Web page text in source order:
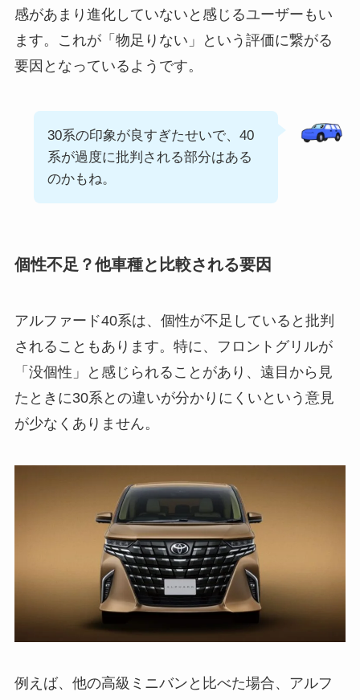
感があまり進化していないと感じるユーザーもい
ます。これが「物足りない」という評価に繋がる
要因となっているようです。
30系の印象が良すぎたせいで、40
系が過度に批判される部分はある
のかもね。
個性不足？他車種と比較される要因
アルファード40系は、個性が不足していると批判
されることもあります。特に、フロントグリルが
「没個性」と感じられることがあり、遠目から見
たときに30系との違いが分かりにくいという意見
が少なくありません。
例えば、他の高級ミニバンと比べた場合、アルフ